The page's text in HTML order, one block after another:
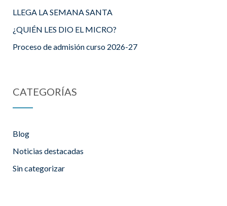
LLEGA LA SEMANA SANTA
¿QUIÉN LES DIO EL MICRO?
Proceso de admisión curso 2026-27
CATEGORÍAS
Blog
Noticias destacadas
Sin categorizar